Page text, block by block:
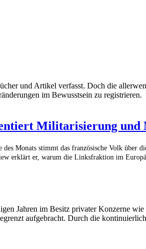
und Artikel verfasst. Doch die
im Bewusstsein zu registrieren.
Militarisierung und
Monats stimmt das französische Volk über
erklärt er, warum die Linksfraktion im
Jahren im Besitz privater Konzerne
aufgebracht. Durch die